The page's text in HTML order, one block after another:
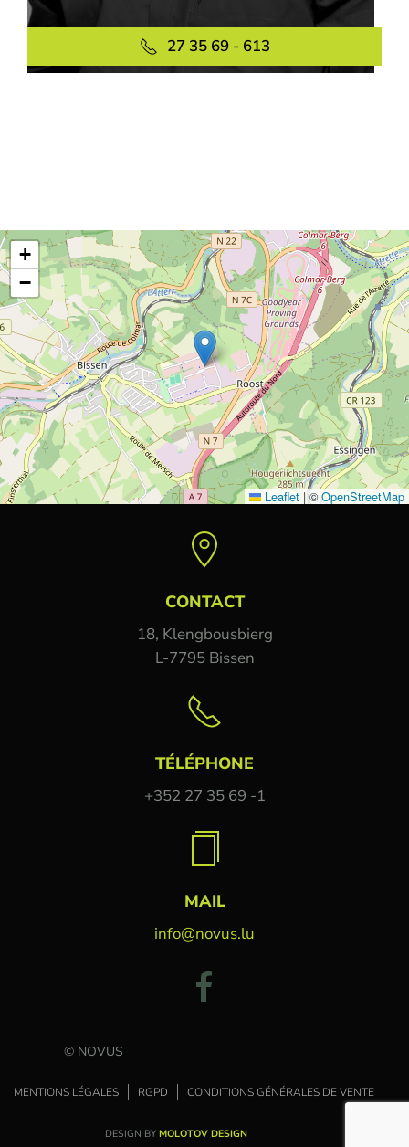
27 35 69 - 613
+
−
Leaflet | ©OpenStreetMap
CONTACT
18, Klengbousbierg
L-7795 Bissen
TÉLÉPHONE
+352 27 35 69 -1
MAIL
info@novus.lu
© NOVUS
MENTIONS LÉGALES RGPD CONDITIONS GÉNÉRALES DE VENTE
DESIGN BY MOLOTOV DESIGN